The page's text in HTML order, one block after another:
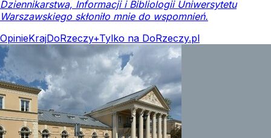
Dziennikarstwa, Informacji i Bibliologii Uniwersytetu
Warszawskiego skłoniło mnie do wspomnień.
OpinieKrajDoRzeczy+Tylko na DoRzeczy.pl